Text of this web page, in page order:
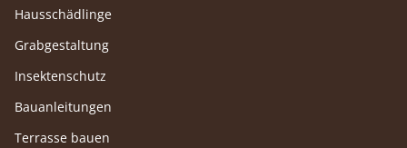
Hausschädlinge
Grabgestaltung
Insektenschutz
Bauanleitungen
Terrasse bauen